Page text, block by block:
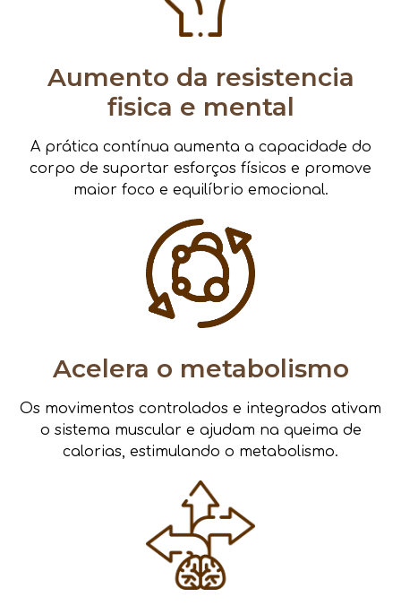
Aumento da resistencia
fisica e mental
A prática contínua aumenta a capacidade do
corpo de suportar esforços físicos e promove
maior foco e equilíbrio emocional.
Acelera o metabolismo
Os movimentos controlados e integrados ativam
o sistema muscular e ajudam na queima de
calorias, estimulando o metabolismo.